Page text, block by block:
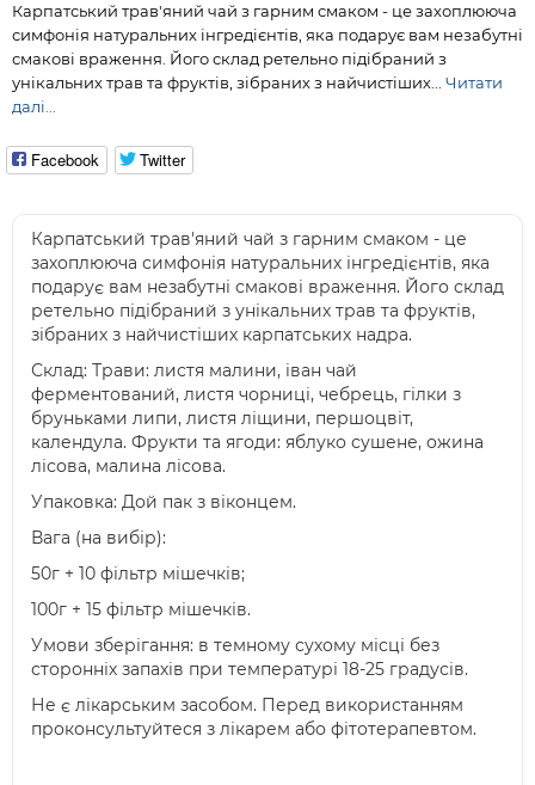
Карпатський трав'яний чай з гарним смаком - це захоплююча
симфонія натуральних інгредієнтів, яка подарує вам незабутні
смакові враження. Його склад ретельно підібраний з
унікальних трав та фруктів, зібраних з найчистіших... Читати
далі...
Facebook Twitter
Карпатський трав'яний чай з гарним смаком - це
захоплююча симфонія натуральних інгредієнтів, яка
подарує вам незабутні смакові враження. Його склад
ретельно підібраний з унікальних трав та фруктів,
зібраних з найчистіших карпатських надра.
Склад: Трави: листя малини, іван чай
ферментований, листя чорниці, чебрець, гілки з
бруньками липи, листя ліщини, першоцвіт,
календула. Фрукти та ягоди: яблуко сушене, ожина
лісова, малина лісова.
Упаковка: Дой пак з віконцем.
Вага (на вибір):
50г + 10 фільтр мішечків;
100г + 15 фільтр мішечків.
Умови зберігання: в темному сухому місці без
сторонніх запахів при температурі 18-25 градусів.
Не є лікарським засобом. Перед використанням
проконсультуйтеся з лікарем або фітотерапевтом.